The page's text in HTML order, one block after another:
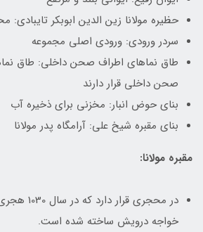
حظیره مولانا زین الدین ابوبکر تایبادی:
سردر ورودی: ورودی اصلی مجموعه
طاق نماهای اطراف صحن داخلی: طاق
صحن داخلی قرار دارند
بنای حوض انبار: مخزنی برای ذخیره آب
بنای مقبره شیخ علی: آرامگاه پدر مولانا
مقبره مولانا:
در محجری
خواجه درویش ساخته شده است.